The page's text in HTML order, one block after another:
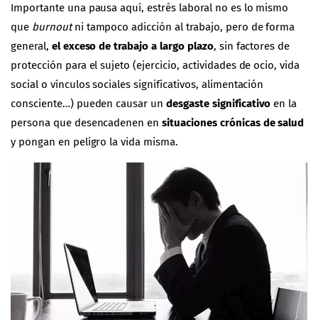
Importante una pausa aquí, estrés laboral no es lo mismo
que burnoutni tampoco adicción al trabajo, pero de forma
general, el exceso de trabajo a largo plazo, sin factores de
protección para el sujeto (ejercicio, actividades de ocio, vida
social o vínculos sociales significativos, alimentación
consciente…) pueden causar undesgaste significativo en la
persona que desencadenen ensituaciones crónicas de salud
y pongan en peligro la vida misma.